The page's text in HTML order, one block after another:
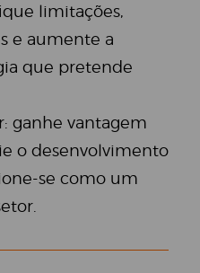
limitações,
e aumente a
que pretende
ganhe vantagem
o desenvolvimento
se como um